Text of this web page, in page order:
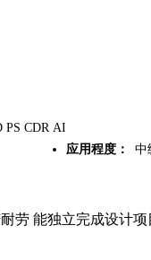
3D PS CDR AI
应用程度：
中
服从领导安排 吃苦耐劳 能独立完成设